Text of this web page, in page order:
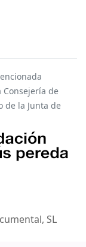
de
de la Junta de
SL